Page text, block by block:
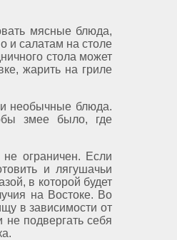
мясные блюда,
и салатам на столе
стола может
жарить на гриле
и необычные блюда.
змее было, где
ограничен. Если
и лягушачьи
в которой будет
на Востоке. Во
в зависимости от
подвергать себя